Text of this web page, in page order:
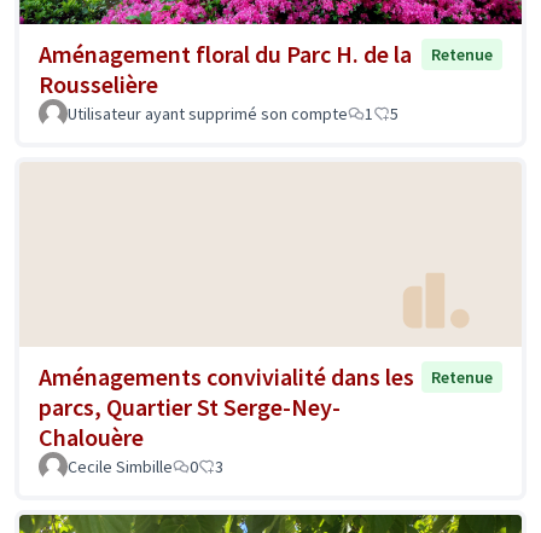
Aménagement floral du Parc H. de la
Rousselière
Retenue
Utilisateur ayant supprimé son compte 1 5
Aménagements convivialité dans les
parcs, Quartier St Serge-Ney-
Chalouère
Retenue
Cecile Simbille 0 3